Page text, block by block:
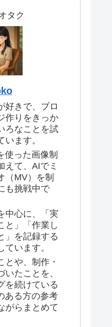
タク
好きで、ブロ
作りをきっか
ろなことを試
います。
使った画像制
えて、AIでミ
（MV）を制
も挑戦中で
中心に、「実
と」「作業し
」を記録する
ています。
とや、制作・
たことを、
を続けている
ある方の参考
がらまとめて